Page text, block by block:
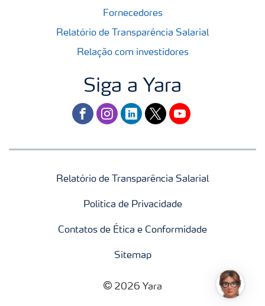
Fornecedores
Relatório de Transparência Salarial
Relação com investidores
Siga a Yara
facebookinstagram
linkedintwitteryoutube
Relatório de Transparência Salarial
Politica de Privacidade
Contatos de Ética e Conformidade
Sitemap
2026 Yara